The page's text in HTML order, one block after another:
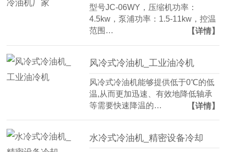
型号JC-06WY，压缩机功率：
4.5kw，泵浦功率：1.5-11kw，控温
范围…
【详情】
风冷式冷油机_工业油冷机
风冷式冷油机能够提供低于0℃的低
温,从而更加迅速、有效地降低轴承
等需要快速降温的…
【详情】
水冷式冷油机_精密设备冷却